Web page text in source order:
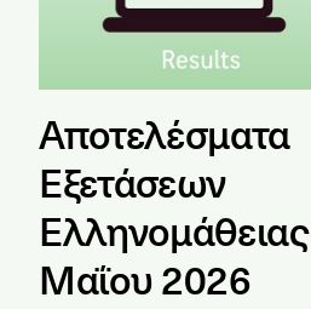
Αποτελέσματα
Εξετάσεων
Ελληνομάθειας
Μαΐου 2026